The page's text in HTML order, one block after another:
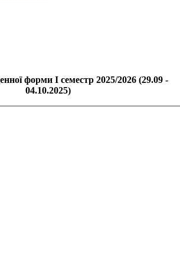
форми І семестр 2025/2026 (29.09 -
04.10.2025)